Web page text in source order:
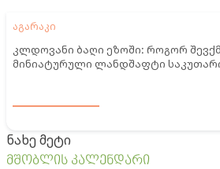
აგარაკი
კლდოვანი ბაღი ეზოში: როგორ
მინიატურული ლანდშაფტი
ნახე მეტი
მშობლის კალენდარი